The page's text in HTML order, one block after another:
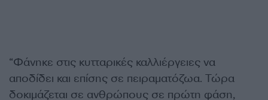
“Φάνηκε στις κυτταρικές καλλιέργειες να
αποδίδει και επίσης σε πειραματόζωα. Τώρα
δοκιμάζεται σε ανθρώπους σε πρώτη φάση,